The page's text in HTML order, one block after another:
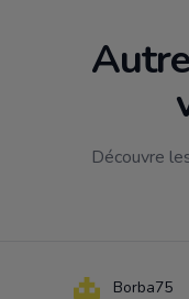
Découvre
Borba75